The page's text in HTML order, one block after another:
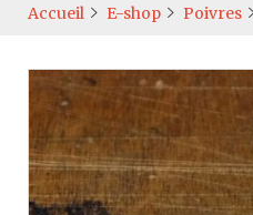
Accueil E-shop Poivres